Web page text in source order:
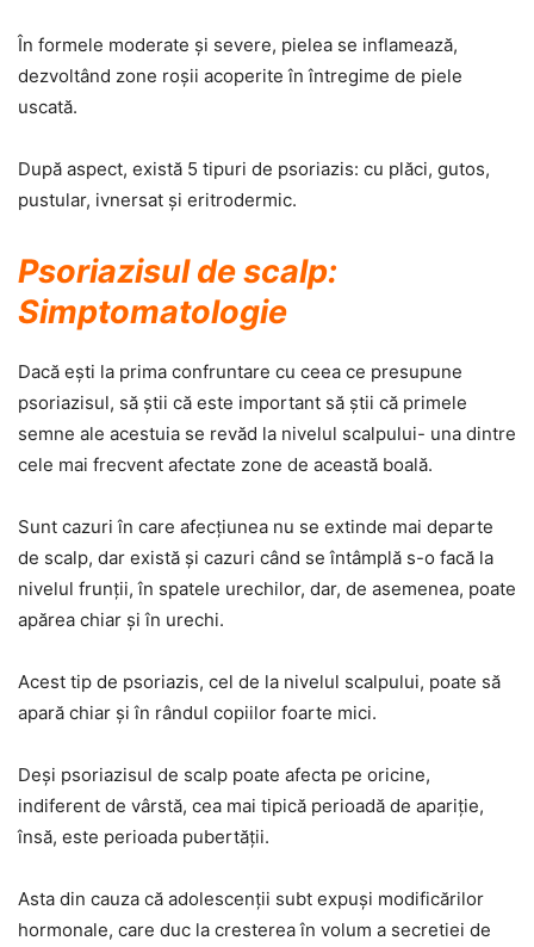
În formele moderate şi severe, pielea se inflamează,
dezvoltând zone roşii acoperite în întregime de piele
uscată.
După aspect, există 5 tipuri de psoriazis: cu plăci, gutos,
pustular, ivnersat şi eritrodermic.
Psoriazisul de scalp:
Simptomatologie
Dacă eşti la prima confruntare cu ceea ce presupune
psoriazisul, să ştii că este important să ştii că primele
semne ale acestuia se revăd la nivelul scalpului- una dintre
cele mai frecvent afectate zone de această boală.
Sunt cazuri în care afecţiunea nu se extinde mai departe
de scalp, dar există şi cazuri când se întâmplă s-o facă la
nivelul frunţii, în spatele urechilor, dar, de asemenea, poate
apărea chiar şi în urechi.
Acest tip de psoriazis, cel de la nivelul scalpului, poate să
apară chiar şi în rândul copiilor foarte mici.
Deşi psoriazisul de scalp poate afecta pe oricine,
indiferent de vârstă, cea mai tipică perioadă de apariţie,
însă, este perioada pubertăţii.
Asta din cauza că adolescenţii subt expuşi modificărilor
hormonale, care duc la cresterea în volum a secretiei de